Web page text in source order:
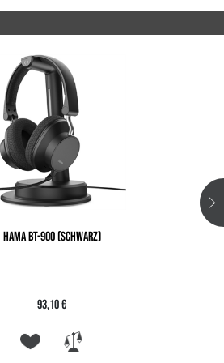
HAMA BT-900 (SCHWARZ)
93,10 €